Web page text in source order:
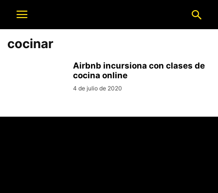
cocinar
Airbnb incursiona con clases de
cocina online
4 de julio de 2020